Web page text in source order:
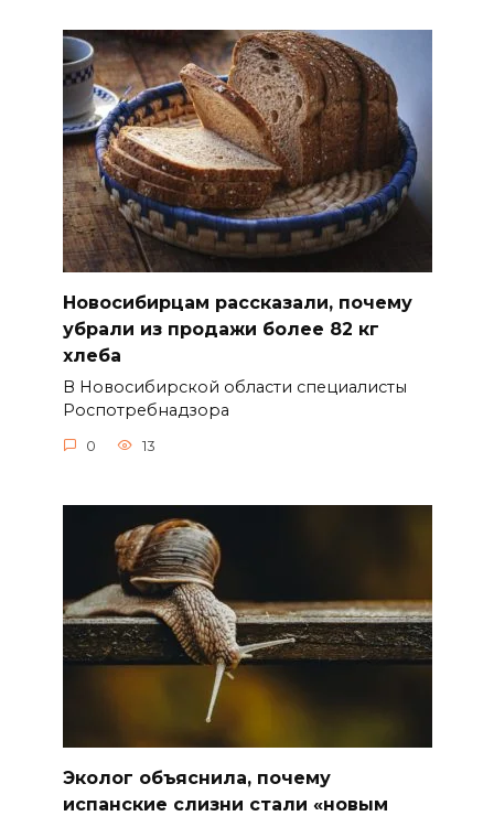
Новосибирцам рассказали, почему
убрали из продажи более 82 кг
хлеба
В Новосибирской области специалисты
Роспотребнадзора
0 13
Эколог объяснила, почему
испанские слизни стали «новым